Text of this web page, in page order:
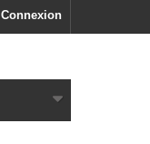
Connexion